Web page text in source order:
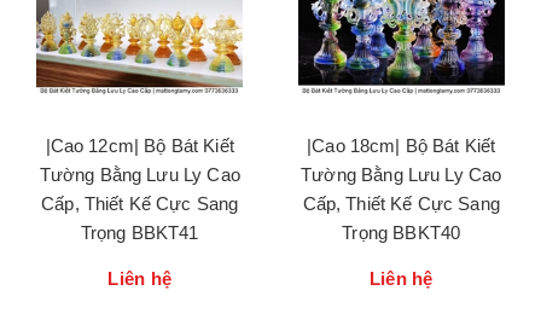
|Cao 12cm| Bộ Bát Kiết
Tường Bằng Lưu Ly Cao
Cấp, Thiết Kế Cực Sang
Trọng BBKT41
Liên hệ
|Cao 18cm| Bộ Bát Kiết
Tường Bằng Lưu Ly Cao
Cấp, Thiết Kế Cực Sang
Trọng BBKT40
Liên hệ